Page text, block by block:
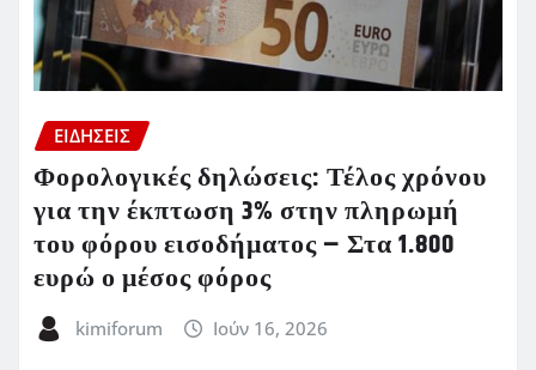
ΕΙΔΗΣΕΙΣ
Φορολογικές δηλώσεις: Τέλος χρόνου
για την έκπτωση 3% στην πληρωμή
του φόρου εισοδήματος – Στα 1.800
ευρώ ο μέσος φόρος
kimiforum Ιούν 16, 2026